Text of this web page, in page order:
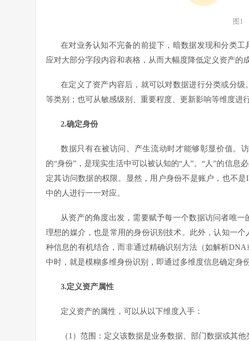
图1
在对业务认知不完备的前提下，暗数据发现和分类
应对大部分字段内容和表格，从而大幅度降低定义资产的
在定义了资产内容后，就可以对数据进行分类或分
等类别；也可从敏感级别、重要程度、更新影响等维度进
2.确定身份
数据只有在被访问、产生流动时才能够彰显价值。
的“身份”，是现实生活中可以被认知的“人”。“人”的信
定其访问数据的权限。显然，用户身份不是账户，也不
中的人进行一一对应。
从资产的角度出发，需要赋予每一个数据访问者唯
理想的媒介，也是常用的身份识别技术。此外，认知一
种信息的有机结合，而非通过精确识别方法（如解析
中时，就是模糊多维身份识别，即通过多维度信息确定身份
3.定义资产属性
定义资产的属性，可以从以下维度入手：
（1）范围：定义该数据是业务数据、部门数据或其他